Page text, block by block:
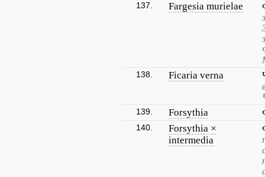
137. Fargesia murielae
138. Ficaria verna
139. Forsythia
140.
Forsythia ×
intermedia